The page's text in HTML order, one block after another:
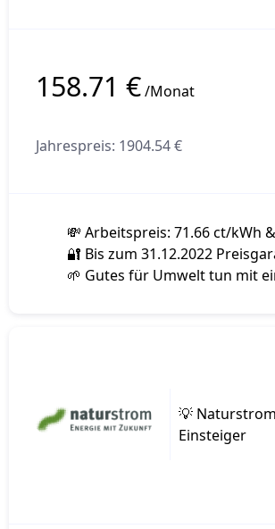
158.71 €/Monat
Jahrespreis: 1904.54 €
💸 Arbeitspreis: 71.66 ct/kWh
🔐 Bis zum 31.12.2022
🌱 Gutes für Umwelt tun mit
💡
Einsteiger